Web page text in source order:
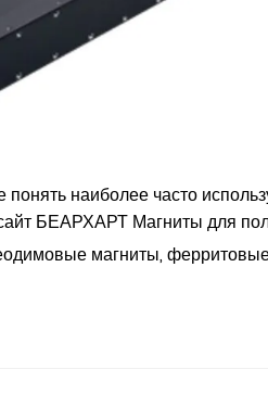
наиболее часто
БЕАРХАРТ Магниты для
магниты,